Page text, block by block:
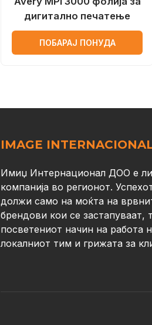
дигитално печатење
ПОБАРАЈ ПОНУДА
IMAGE
Имиџ Интернационал ДОО е
компанија во регионот.
должи само на моќта на
брендови кои се застапуваат,
посветениот начин на работа
локалниот тим и грижата за